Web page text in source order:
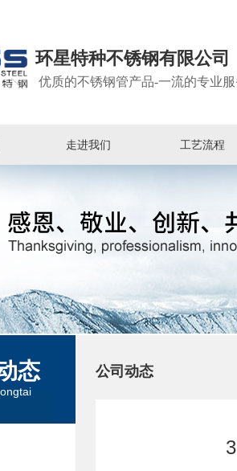
环星特种不锈钢有限公司
优质的不锈钢管产品-一流的专业服
走进我们 工艺流程
态 公司动态